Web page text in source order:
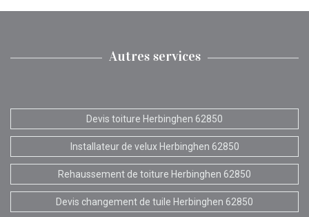
Autres services
Devis toiture Herbinghen 62850
Installateur de velux Herbinghen 62850
Rehaussement de toiture Herbinghen 62850
Devis changement de tuile Herbinghen 62850